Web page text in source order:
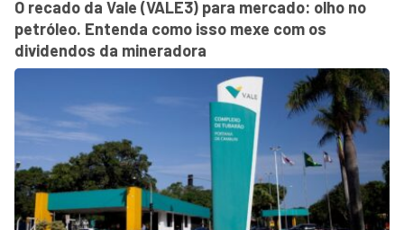
O recado da Vale (VALE3) para mercado: olho no
petróleo. Entenda como isso mexe com os
dividendos da mineradora